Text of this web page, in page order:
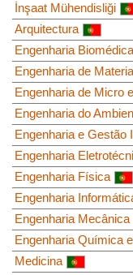
İnşaat Mühendisliği
Arquitectura
Engenharia Biomédica
Engenharia de
Engenharia de Micro
Engenharia do
Engenharia e Gestão
Engenharia
Engenharia Física
Engenharia
Engenharia Mecânica
Engenharia Química
Medicina